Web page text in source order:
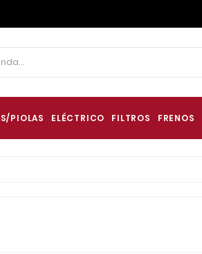
PIOLAS ELÉCTRICO FILTROS FRENOS